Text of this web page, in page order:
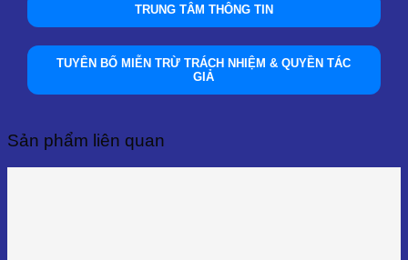
TRUNG TÂM THÔNG TIN
TUYÊN BỐ MIỄN TRỪ TRÁCH NHIỆM & QUYỀN TÁC
GIẢ
Sản phẩm liên quan